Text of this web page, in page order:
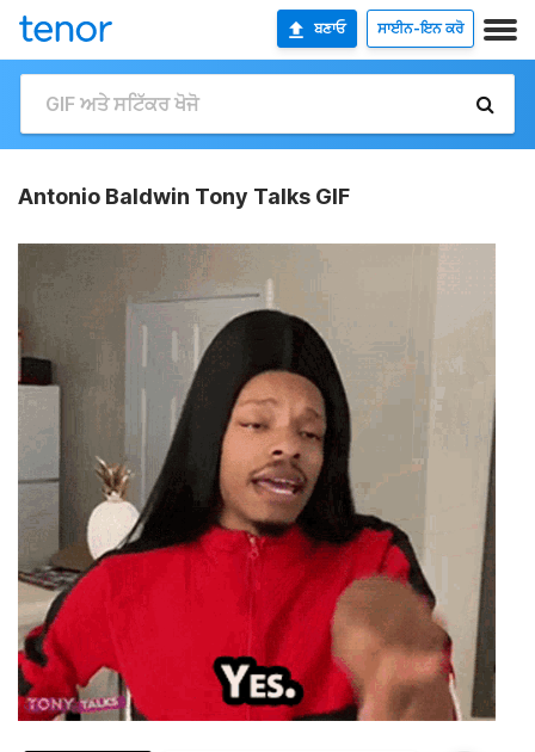
ਬਣਾਓ ਸਾਈਨ-ਇਨ ਕਰੋ
Antonio Baldwin Tony Talks GIF